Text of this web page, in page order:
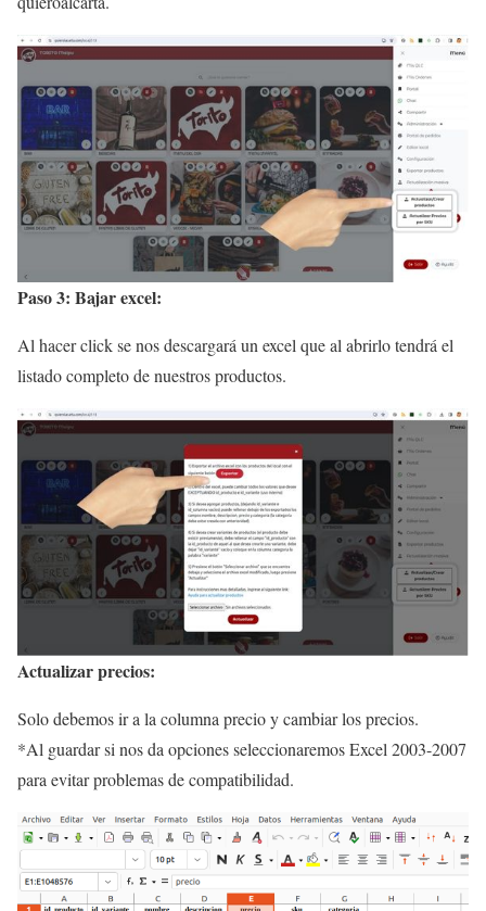
Paso 3: Bajar excel:
Al hacer click se nos descargará un excel que al abrirlo tendrá el
listado completo de nuestros productos.
Actualizar precios:
Solo debemos ir a la columna precio y cambiar los precios.
*Al guardar si nos da opciones seleccionaremos Excel 2003-2007
para evitar problemas de compatibilidad.